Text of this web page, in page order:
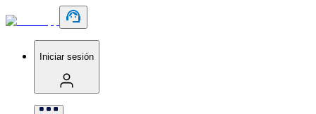
Iniciar sesión